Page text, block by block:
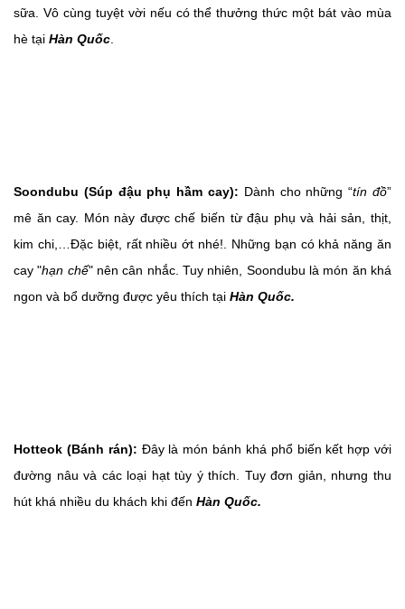
sữa. Vô cùng tuyệt vời nếu có thể thưởng thức một bát vào mùa
hè tại Hàn Quốc
Soondubu (Súp đậu phụ hầm cay): Dành cho những “tín đồ”
mê ăn cay. Món này được chế biến từ đậu phụ và hải sản, thịt,
kim chi,…Đặc biệt, rất nhiều ớt nhé!. Những bạn có khả năng ăn
cay "hạn chế" nên cân nhắc. Tuy nhiên, Soondubu là món ăn khá
ngon và bổ dưỡng được yêu thích tại Hàn Quốc.
Hotteok (Bánh rán): Đây là món bánh khá phổ biến kết hợp với
đường nâu và các loại hạt tùy ý thích. Tuy đơn giản, nhưng thu
hút khá nhiều du khách khi đến Hàn Quốc.